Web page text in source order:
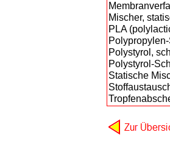
Mischer,
PLA
Polystyrol,
Polystyrol-
Statische